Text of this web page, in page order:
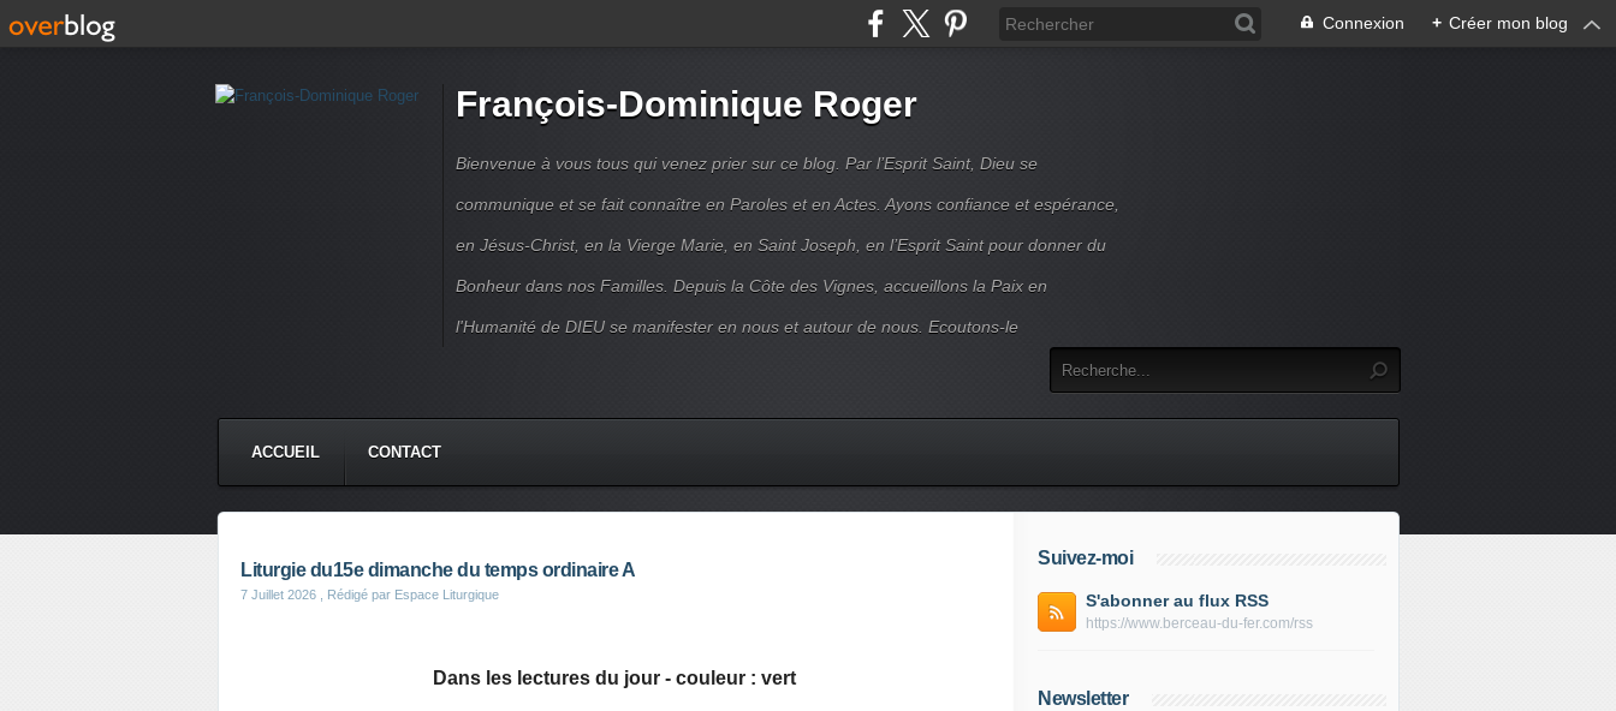
Connexion + Créer mon blog
François-Dominique Roger
Bienvenue à vous tous qui venez prier sur ce blog. Par l’Esprit Saint, Dieu se
communique et se fait connaître en Paroles et en Actes. Ayons confiance et espérance,
en Jésus-Christ, en la Vierge Marie, en Saint Joseph, en l’Esprit Saint pour donner du
Bonheur dans nos Familles. Depuis la Côte des Vignes, accueillons la Paix en
l'Humanité de DIEU se manifester en nous et autour de nous. Ecoutons-le
ACCUEIL CONTACT
Liturgie du15e dimanche du temps ordinaire A
7 Juillet 2026 , Rédigé par Espace Liturgique
Dans les lectures du jour - couleur : vert
Suivez-moi
S'abonner au flux RSS
https://www.berceau-du-fer.com/rss
Newsletter